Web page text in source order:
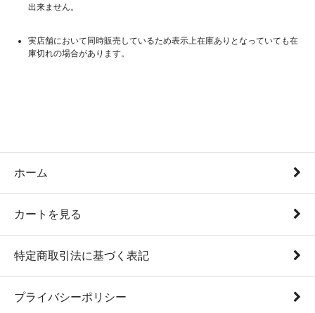
出来ません。
実店舗において同時販売しているため表示上在庫ありとなっていても在
庫切れの場合があります。
ホーム
カートを見る
特定商取引法に基づく表記
プライバシーポリシー